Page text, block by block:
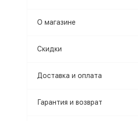
О магазине
Скидки
Доставка и оплата
Гарантия и возврат